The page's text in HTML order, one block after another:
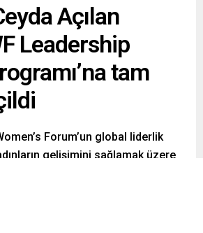
Açılan
Leadership
tam
Forum’un global liderlik
gelişimini sağlamak üzere